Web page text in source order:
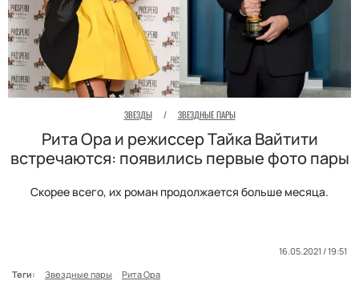
ЗВЕЗДЫ / ЗВЕЗДНЫЕ ПАРЫ
Рита Ора и режиссер Тайка Вайтити
встречаются: появились первые фото пары
Скорее всего, их роман продолжается больше месяца.
16.05.2021 / 19:51
Теги:
Звездные пары Рита Ора